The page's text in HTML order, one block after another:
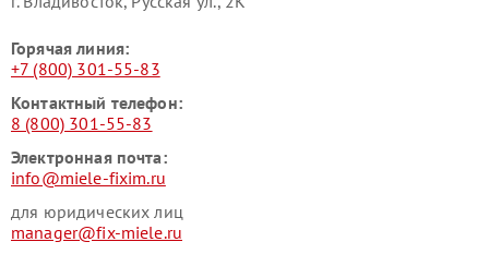
Горячая линия:
+7 (800) 301-55-83
Контактный телефон:
8 (800) 301-55-83
Электронная почта:
info@miele-fixim.ru
для юридических лиц
manager@fix-miele.ru